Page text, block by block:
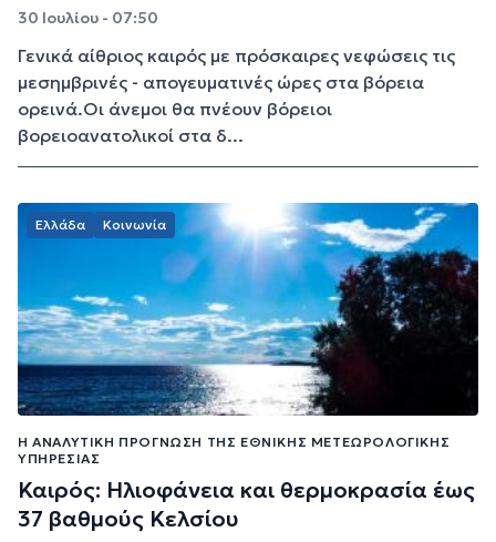
30 Ιουλίου - 07:50
Γενικά αίθριος καιρός με πρόσκαιρες νεφώσεις τις
μεσημβρινές - απογευματινές ώρες στα βόρεια
ορεινά.Οι άνεμοι θα πνέουν βόρειοι
βορειοανατολικοί στα δ...
Ελλάδα Κοινωνία
Η ΑΝΑΛΥΤΙΚΉ ΠΡΌΓΝΩΣΗ ΤΗΣ ΕΘΝΙΚΉΣ ΜΕΤΕΩΡΟΛΟΓΙΚΉΣ
ΥΠΗΡΕΣΊΑΣ
Καιρός: Ηλιοφάνεια και θερμοκρασία έως
37 βαθμούς Κελσίου